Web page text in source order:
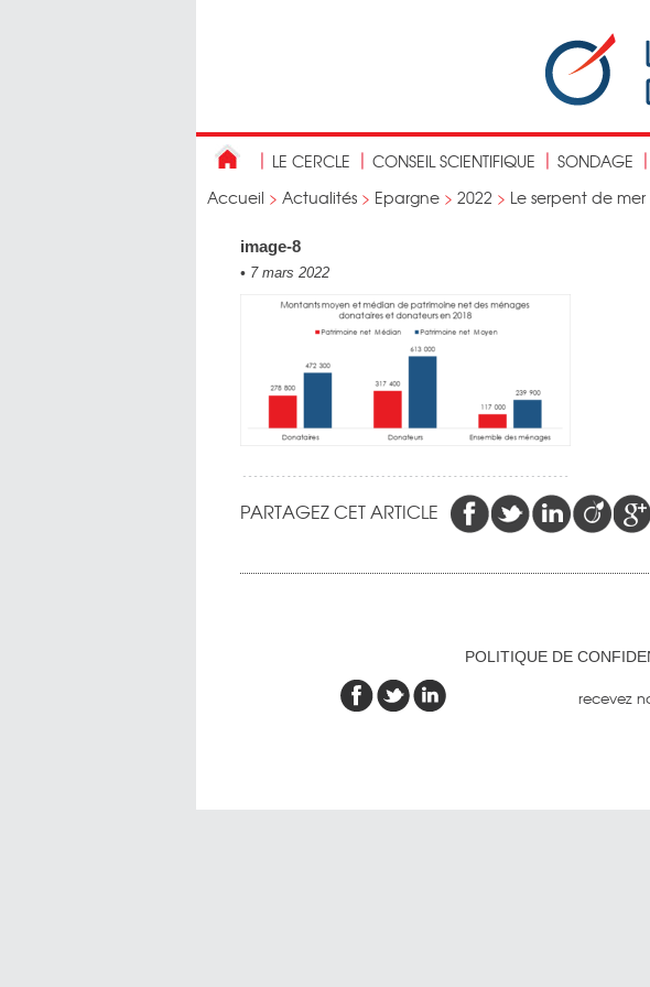
LE CERCLE CONSEIL SCIENTIFIQUE SONDAGE
Accueil > Actualités > Epargne > 2022 > Le serpent de
image-8
• 7 mars 2022
PARTAGEZ CET ARTICLE
POLITIQUE DE
recevez